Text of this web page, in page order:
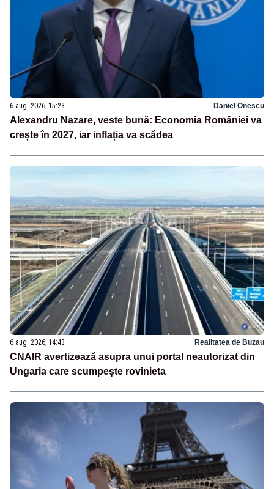
6 aug. 2026, 15:23 Daniel Onescu
Alexandru Nazare, veste bună: Economia României va
crește în 2027, iar inflația va scădea
6 aug. 2026, 14:43 Realitatea de Buzau
CNAIR avertizează asupra unui portal neautorizat din
Ungaria care scumpește rovinieta